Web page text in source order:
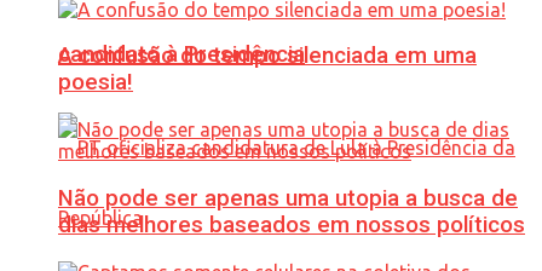
candidato à Presidência
A confusão do tempo silenciada em uma
poesia!
Não pode ser apenas uma utopia a busca de
dias melhores baseados em nossos políticos